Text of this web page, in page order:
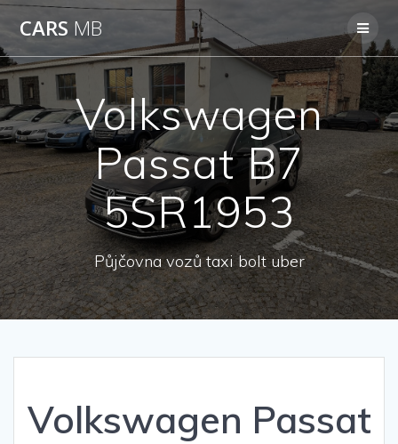
Přeskočit
na
obsah
CARS MB
Volkswagen
Passat B7
5SR1953
Půjčovna vozů taxi bolt uber
Volkswagen Passat